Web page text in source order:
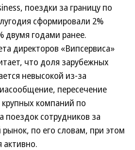
поездки за границу по
сформировали 2%
двумя годами ранее.
директоров «Випсервиса»
что доля зарубежных
невысокой из-за
пересечение
компаний по
поездок сотрудников за
по его словам, при этом
активно.